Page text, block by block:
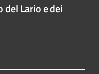
del Lario e dei